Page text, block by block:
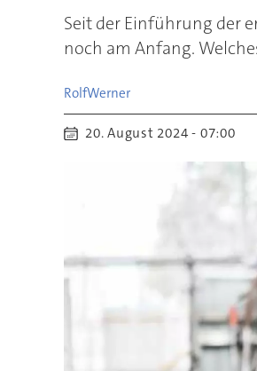
Seit der Einführung der
noch am Anfang.
RolfWerner
20. August 2024 - 07:00